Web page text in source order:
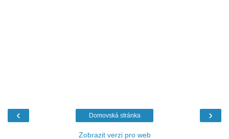
‹ ›
Domovská stránka
Zobrazit verzi pro web